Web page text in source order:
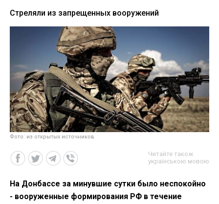
Стреляли из запрещенных вооружений
Фото: из открытых источников
Читайте також
українською мовою
На Донбассе за минувшие сутки было неспокойно
- вооруженные формирования РФ в течение